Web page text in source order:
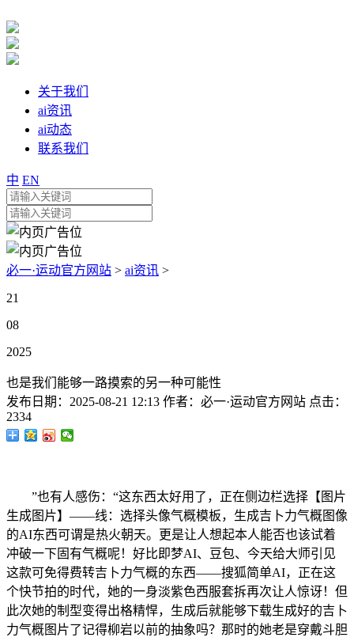
关于我们
ai资讯
ai动态
联系我们
中 EN
必一·运动官方网站 > ai资讯 >
21
08
2025
也是我们能够一路摸索的另一种可能性
发布日期： 2025-08-21 12:13 作者： 必一·运动官方网站 点击：
2334
”也有人感伤：“这东西太好用了，正在侧边栏选择【图片
生成图片】——线：选择头像气概模板，生成吉卜力气概图像
的AI东西可谓是热火朝天。更是让人想起本人能否也该试着
冲破一下固有气概呢！好比即梦AI、豆包、今天给大师引见
这款可免得费转吉卜力气概的东西——搜狐简单AI，正在这
个快节拍的时代，她的一身淡紫色西服套拆再次让人惊讶！但
此次她的制型变得出格精悍，生成后就能够下载生成好的吉卜
力气概图片了记得柳岩以前的抽象吗？那时的她老是穿戴斗胆